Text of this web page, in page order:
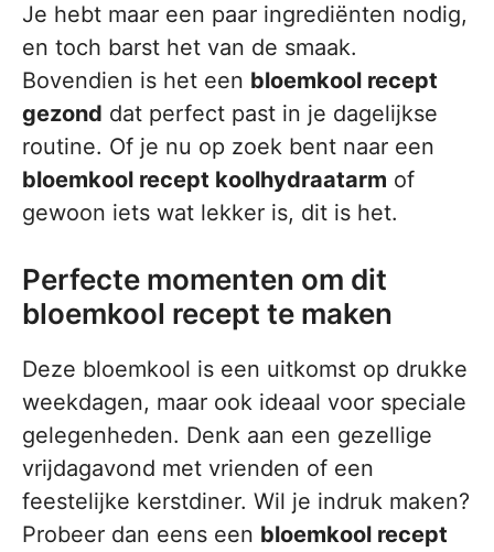
Je hebt maar een paar ingrediënten nodig,
en toch barst het van de smaak.
Bovendien is het een bloemkool recept
gezond dat perfect past in je dagelijkse
routine. Of je nu op zoek bent naar een
bloemkool recept koolhydraatarm of
gewoon iets wat lekker is, dit is het.
Perfecte momenten om dit
bloemkool recept te maken
Deze bloemkool is een uitkomst op drukke
weekdagen, maar ook ideaal voor speciale
gelegenheden. Denk aan een gezellige
vrijdagavond met vrienden of een
feestelijke kerstdiner. Wil je indruk maken?
Probeer dan eens een bloemkool recept